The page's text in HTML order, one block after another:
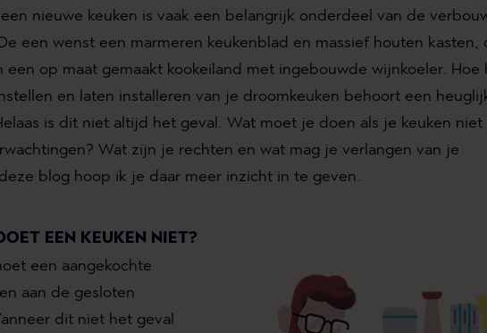
nieuwe keuken is vaak een belangrijk onderdeel van de
een wenst een marmeren keukenblad en massief houten kasten,
een op maat gemaakt kookeiland met ingebouwde wijnkoeler. Hoe
en laten installeren van je droomkeuken behoort een
is dit niet altijd het geval. Wat moet je doen als je keuken niet
Wat zijn je rechten en wat mag je verlangen van je
blog hoop ik je daar meer inzicht in te geven.
EEN KEUKEN NIET?
een aangekochte
aan de gesloten
dit niet het geval